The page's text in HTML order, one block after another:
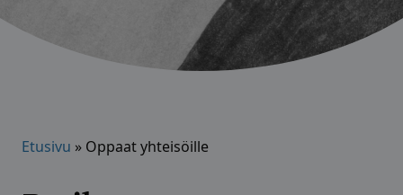
Etusivu » Oppaat yhteisöille